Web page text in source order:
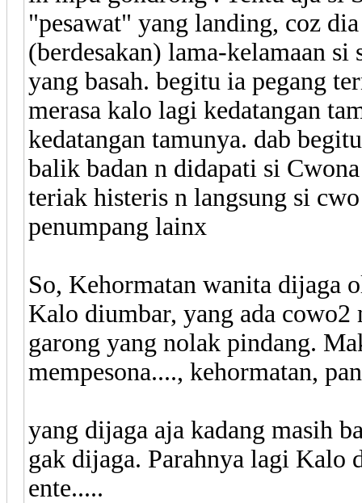
"pesawat" yang landing, coz
(berdesakan) lama-kelamaan si
yang basah. begitu ia pegang
merasa kalo lagi kedatangan
kedatangan tamunya. dab
balik badan n didapati si
teriak histeris n langsung si
penumpang lainx
So, Kehormatan wanita dijaga
Kalo diumbar, yang ada cowo2
garong yang nolak pindang.
mempesona...., kehormatan,
yang dijaga aja kadang masih
gak dijaga. Parahnya lagi Kalo
ente.....